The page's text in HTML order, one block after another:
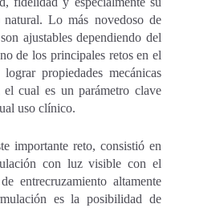
Lo más novedoso de
ajustables dependiendo del
de los principales retos en el
propiedades mecánicas
el cual es un parámetro clave
uso clínico.
importante reto, consistió en
con luz visible con el
entrecruzamiento altamente
es la posibilidad de